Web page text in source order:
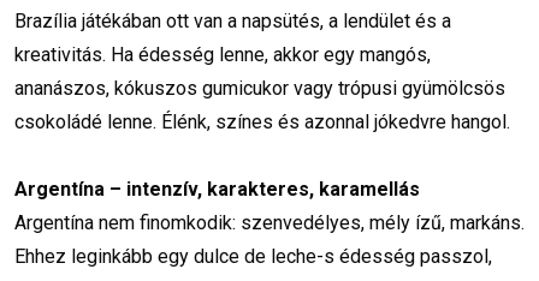
Brazília játékában ott van a napsütés, a lendület és a
kreativitás. Ha édesség lenne, akkor egy mangós,
ananászos, kókuszos gumicukor vagy trópusi gyümölcsös
csokoládé lenne. Élénk, színes és azonnal jókedvre hangol.
Argentína – intenzív, karakteres, karamellás
Argentína nem finomkodik: szenvedélyes, mély ízű, markáns.
Ehhez leginkább egy dulce de leche-s édesség passzol,